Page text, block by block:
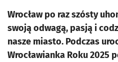
Wrocław po raz szósty
swoją odwagą, pasją i
nasze miasto. Podczas
Wrocławianka Roku 2025